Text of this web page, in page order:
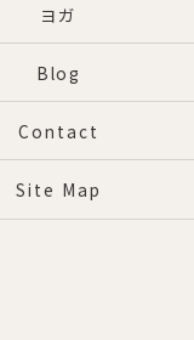
ヨガ
Blog
Contact
Site Map